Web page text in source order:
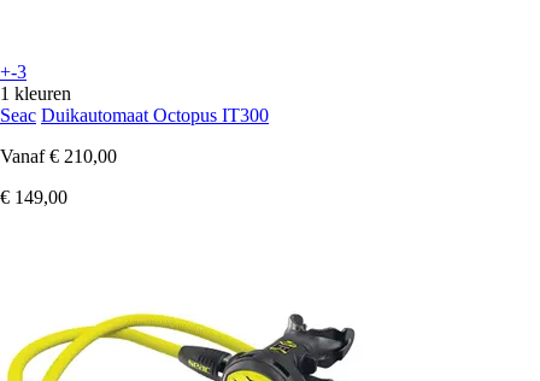
+-3
1 kleuren
Seac Duikautomaat Octopus IT300
Vanaf € 210,00
€ 149,00